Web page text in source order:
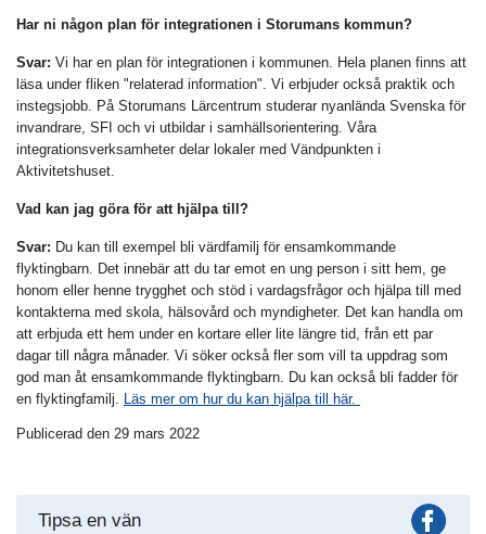
Har ni någon plan för integrationen i Storumans kommun?
Svar: Vi har en plan för integrationen i kommunen. Hela planen finns att
läsa under fliken "relaterad information". Vi erbjuder också praktik och
instegsjobb. På Storumans Lärcentrum studerar nyanlända Svenska för
invandrare, SFI och vi utbildar i samhällsorientering. Våra
integrationsverksamheter delar lokaler med Vändpunkten i
Aktivitetshuset.
Vad kan jag göra för att hjälpa till?
Svar: Du kan till exempel bli värdfamilj för ensamkommande
flyktingbarn. Det innebär att du tar emot en ung person i sitt hem, ge
honom eller henne trygghet och stöd i vardagsfrågor och hjälpa till med
kontakterna med skola, hälsovård och myndigheter. Det kan handla om
att erbjuda ett hem under en kortare eller lite längre tid, från ett par
dagar till några månader. Vi söker också fler som vill ta uppdrag som
god man åt ensamkommande flyktingbarn. Du kan också bli fadder för
en flyktingfamilj. Läs mer om hur du kan hjälpa till här.
Publicerad den 29 mars 2022
Tipsa en vän